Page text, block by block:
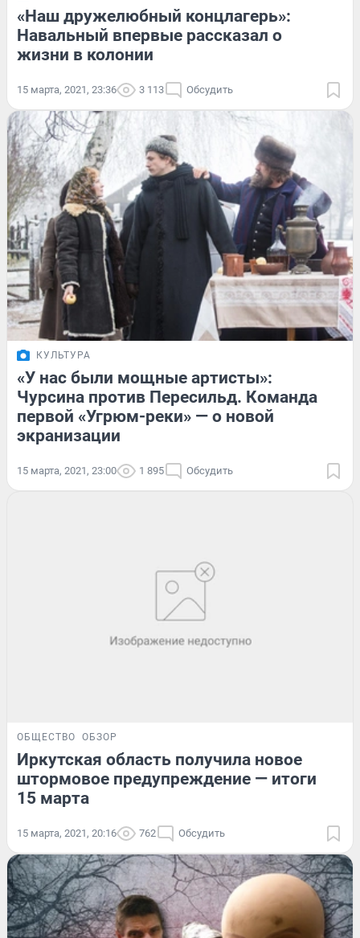
«Наш дружелюбный концлагерь»:
Навальный впервые рассказал о
жизни в колонии
15 марта, 2021, 23:36 3 113 Обсудить
КУЛЬТУРА
«У нас были мощные артисты»:
Чурсина против Пересильд. Команда
первой «Угрюм-реки» — о новой
экранизации
15 марта, 2021, 23:00 1 895 Обсудить
ОБЩЕСТВО ОБЗОР
Иркутская область получила новое
штормовое предупреждение — итоги
15 марта
15 марта, 2021, 20:16 762 Обсудить